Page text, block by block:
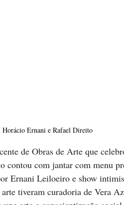
Horácio Ernani e Rafael Direito
de Obras de Arte que
com jantar com menu
Ernani Leiloeiro e show
tiveram curadoria de Vera